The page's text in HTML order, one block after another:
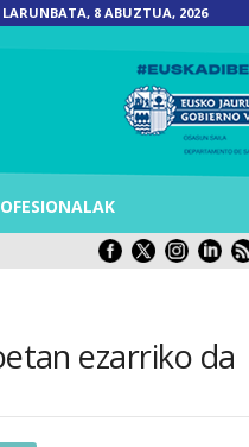
LARUNBATA, 8 ABUZTUA, 2026
ezarriko da